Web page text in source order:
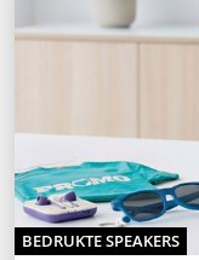
BEDRUKTE SPEAKERS